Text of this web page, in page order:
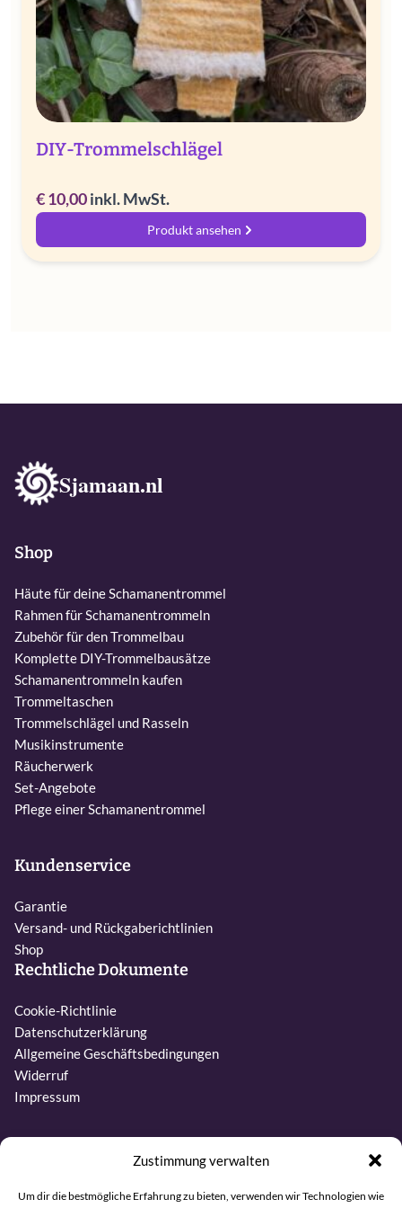
Zustimmung verwalten
Um dir die bestmögliche Erfahrung zu bieten, verwenden wir Technologien wie
DIY-Trommelschlägel
€10,00inkl. MwSt.
Produkt ansehen
Sjamaan.nl
Shop
Häute für deine Schamanentrommel
Rahmen für Schamanentrommeln
Zubehör für den Trommelbau
Komplette DIY-Trommelbausätze
Schamanentrommeln kaufen
Trommeltaschen
Trommelschlägel und Rasseln
Musikinstrumente
Räucherwerk
Set-Angebote
Pflege einer Schamanentrommel
Kundenservice
Garantie
Versand- und Rückgaberichtlinien
Shop
Rechtliche Dokumente
Cookie-Richtlinie
Datenschutzerklärung
Allgemeine Geschäftsbedingungen
Widerruf
Impressum
Telefon: